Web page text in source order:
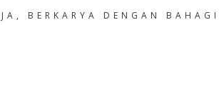
BERKARYA DENGAN